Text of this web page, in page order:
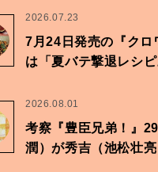
2026.07.23
7月24日発売の『クロ
は「夏バテ撃退レシピ
2026.08.01
考察『豊臣兄弟！』
潤）が秀吉（池松壮